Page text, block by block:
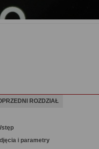
ROZDZIAŁ
i parametry